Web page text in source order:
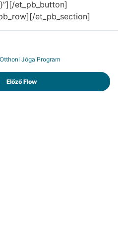
et_pb_button]
et_pb_section]
Előző Flow
Jóga Program